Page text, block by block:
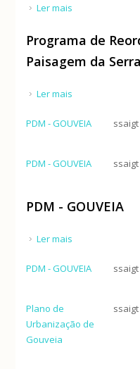
Ler mais
Programa de
Paisagem da
Ler mais
PDM - GOUVEIA
ssaigt
PDM - GOUVEIA ssaigt
PDM - GOUVEIA
Ler mais
PDM - GOUVEIA ssaigt
Plano de
Urbanização de
Gouveia
ssaigt